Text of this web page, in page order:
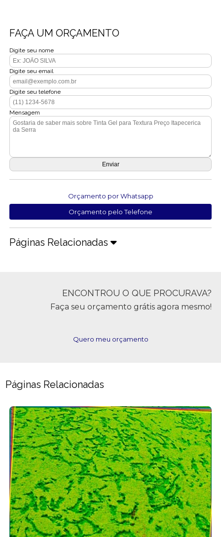
FAÇA UM ORÇAMENTO
Digite seu nome
Digite seu email
Digite seu telefone
Mensagem
Orçamento por Whatsapp
Orçamento pelo Telefone
Páginas Relacionadas
ENCONTROU O QUE PROCURAVA?
Faça seu orçamento grátis agora mesmo!
Quero meu orçamento
Páginas Relacionadas